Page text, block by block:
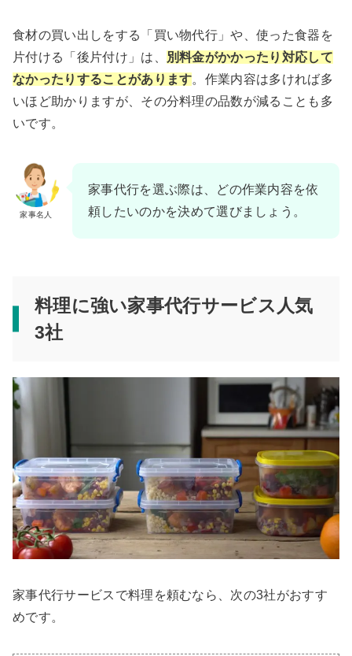
食材の買い出しをする「買い物代行」や、使った食器を
片付ける「後片付け」は、
別料金がかかったり対応して
なかったりすることがあります。作業内容は多ければ多
いほど助かりますが、その分料理の品数が減ることも多
いです。
家事名人
家事代行を選ぶ際は、どの作業内容を依
頼したいのかを決めて選びましょう。
料理に強い家事代行サービス人気
3社
家事代行サービスで料理を頼むなら、次の3社がおすす
めです。